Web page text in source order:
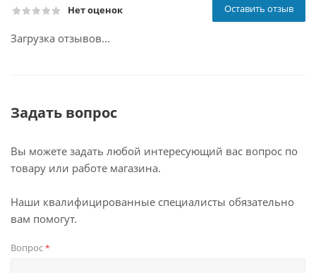
Нет оценок Оставить отзыв
Загрузка отзывов...
Задать вопрос
Вы можете задать любой интересующий вас вопрос по
товару или работе магазина.
Наши квалифицированные специалисты обязательно
вам помогут.
Вопрос*